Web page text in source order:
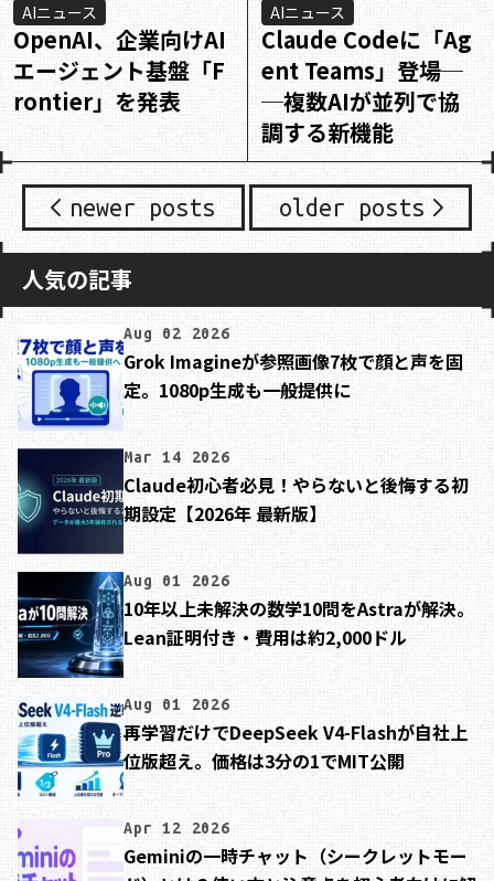
AIニュース
OpenAI、企業向けAI
エージェント基盤「F
rontier」を発表
AIニュース
Claude Codeに「Ag
ent Teams」登場─
─複数AIが並列で協
調する新機能
newer posts older posts
人気の記事
Aug 02 2026
Grok Imagineが参照画像7枚で顔と声を固
定。1080p生成も一般提供に
Mar 14 2026
Claude初心者必見！やらないと後悔する初
期設定【2026年 最新版】
Aug 01 2026
10年以上未解決の数学10問をAstraが解決。
Lean証明付き・費用は約2,000ドル
Aug 01 2026
再学習だけでDeepSeek V4-Flashが自社上
位版超え。価格は3分の1でMIT公開
Apr 12 2026
Geminiの一時チャット（シークレットモー